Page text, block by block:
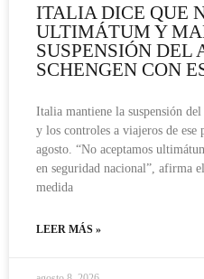
ITALIA DICE QUE
ULTIMÁTUM Y
SUSPENSIÓN DEL
SCHENGEN CON
Italia mantiene la suspensión
y los controles a viajeros de ese
agosto. “No aceptamos
en seguridad nacional”, afirma
medida
LEER MÁS »